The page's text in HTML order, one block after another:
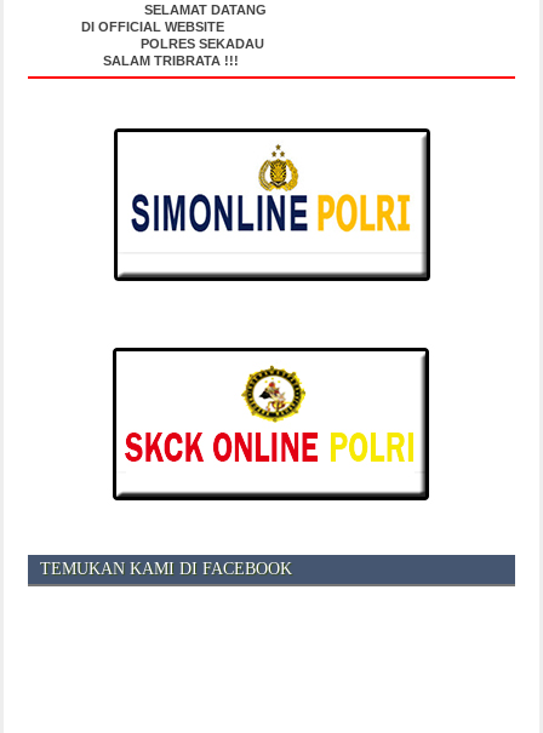
SELAMAT DATANG
DI OFFICIAL WEBSITE
POLRES SEKADAU
SALAM TRIBRATA !!!
TEMUKAN KAMI DI FACEBOOK